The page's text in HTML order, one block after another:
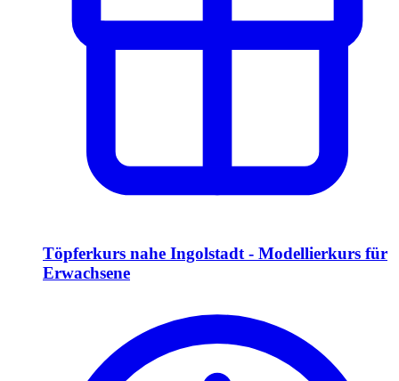
Töpferkurs nahe Ingolstadt - Modellierkurs für
Erwachsene